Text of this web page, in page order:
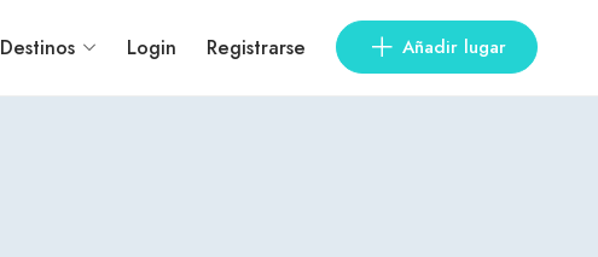
Destinos Login Registrarse Añadir lugar